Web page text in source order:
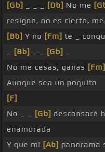
[Gb]
[Db] No me
resigno, no es cierto,
[Bb] Y no [Fm] te _
[Bb] [Gb]
No me cesas, ganas [Fm]
Aunque sea un poquito
[F]
No _ _
[Gb] descansaré
enamorada
Y que mi [Ab] panorama